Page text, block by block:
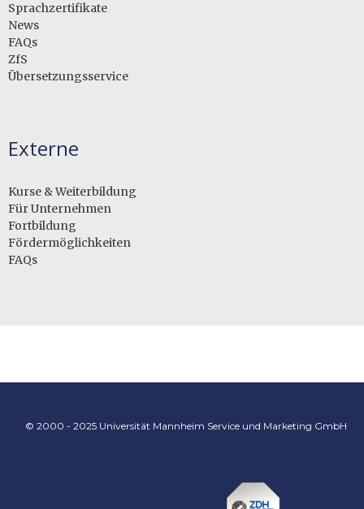
Sprachzertifikate
News
FAQs
ZfS
Übersetzungsservice
Externe
Kurse & Weiterbildung
Für Unternehmen
Fortbildung
Fördermöglichkeiten
FAQs
© 2000 - 2025 Universität Mannheim Service und Marketing GmbH